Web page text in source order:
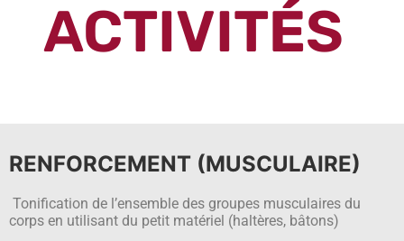
ACTIVITÉS
RENFORCEMENT (MUSCULAIRE)
Tonification de l’ensemble des groupes musculaires du
corps en utilisant du petit matériel (haltères, bâtons)